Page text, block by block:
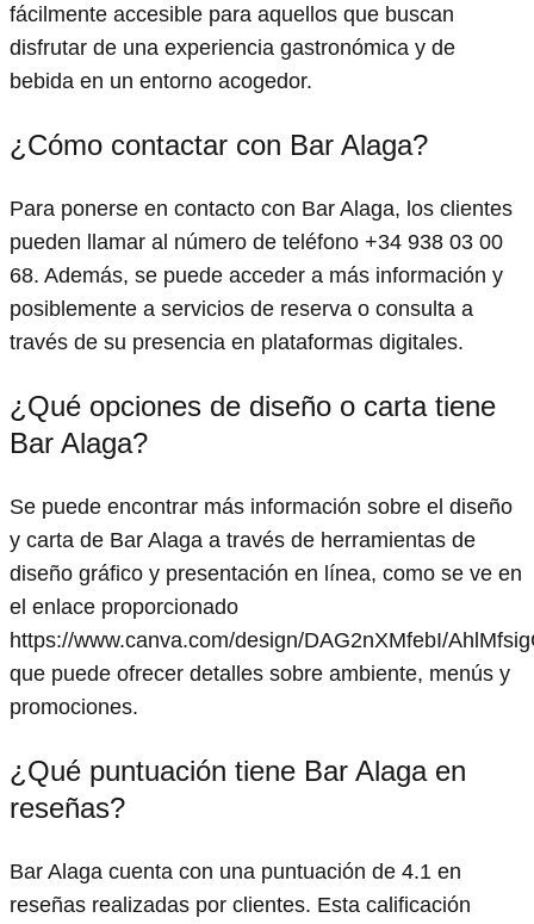
fácilmente accesible para aquellos que buscan
disfrutar de una experiencia gastronómica y de
bebida en un entorno acogedor.
¿Cómo contactar con Bar Alaga?
Para ponerse en contacto con Bar Alaga, los clientes
pueden llamar al número de teléfono +34 938 03 00
68. Además, se puede acceder a más información y
posiblemente a servicios de reserva o consulta a
través de su presencia en plataformas digitales.
¿Qué opciones de diseño o carta tiene
Bar Alaga?
Se puede encontrar más información sobre el diseño
y carta de Bar Alaga a través de herramientas de
diseño gráfico y presentación en línea, como se ve en
el enlace proporcionado
https://www.canva.com/design/DAG2nXMfebI/
que puede ofrecer detalles sobre ambiente, menús y
promociones.
¿Qué puntuación tiene Bar Alaga en
reseñas?
Bar Alaga cuenta con una puntuación de 4.1 en
reseñas realizadas por clientes. Esta calificación